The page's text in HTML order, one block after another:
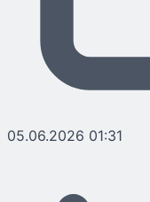
05.06.2026 01:31